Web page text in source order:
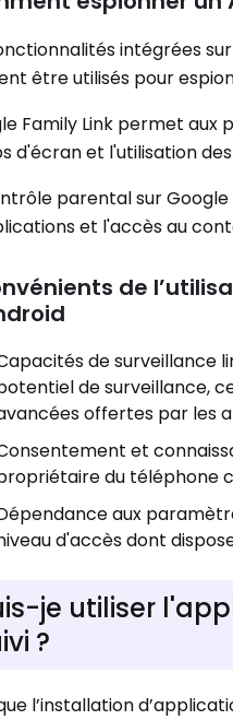
intégrées
être utilisés pour
Family Link permet aux
d'écran et l'utilisation
parental sur
et l'accès au
de
de surveillance
de surveillance,
offertes par les
et
du téléphone
aux
d'accès dont
je utiliser
?
l’installation